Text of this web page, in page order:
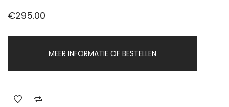
€295.00
MEER INFORMATIE OF BESTELLEN